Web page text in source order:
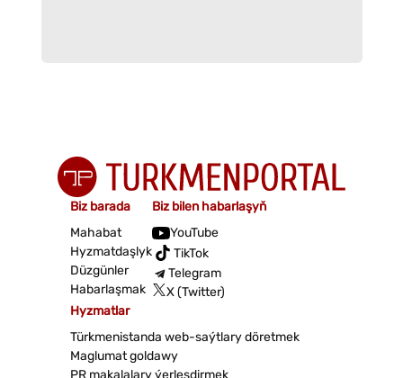
Biz barada
Mahabat
Hyzmatdaşlyk
Düzgünler
Habarlaşmak
Biz bilen habarlaşyň
YouTube
TikTok
Telegram
X (Twitter)
Hyzmatlar
Türkmenistanda web-saýtlary döretmek
Maglumat goldawy
PR makalalary ýerleşdirmek